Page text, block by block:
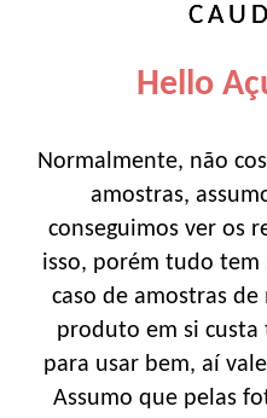
Hello
Normalmente, não
amostras,
conseguimos ver os
isso, porém tudo tem
caso de amostras de
produto em si custa
para usar bem, aí
Assumo que pelas